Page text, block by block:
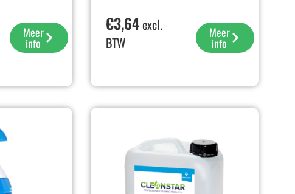
Meer
info
€3,64excl.
BTW
Meer
info